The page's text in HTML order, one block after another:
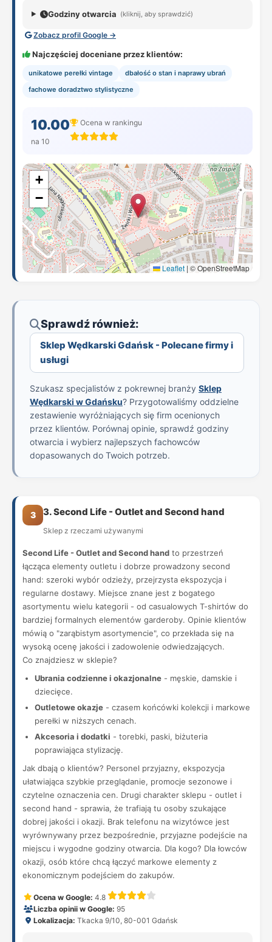
Godziny otwarcia (kliknij, aby sprawdzić)
Zobacz profil Google →
Najczęściej doceniane przez klientów:
unikatowe perełki vintage
dbałość o stan i naprawy ubrań
fachowe doradztwo stylistyczne
10.00
na 10
Ocena w rankingu
+
−
Leaflet | © OpenStreetMap
Sprawdź również:
Sklep Wędkarski Gdańsk - Polecane firmy i
usługi
Szukasz specjalistów z pokrewnej branży Sklep
Wędkarski w Gdańsku? Przygotowaliśmy oddzielne
zestawienie wyróżniających się firm ocenionych
przez klientów. Porównaj opinie, sprawdź godziny
otwarcia i wybierz najlepszych fachowców
dopasowanych do Twoich potrzeb.
3 3. Second Life - Outlet and Second hand
Sklep z rzeczami używanymi
Second Life - Outlet and Second hand to przestrzeń
łącząca elementy outletu i dobrze prowadzony second
hand: szeroki wybór odzieży, przejrzysta ekspozycja i
regularne dostawy. Miejsce znane jest z bogatego
asortymentu wielu kategorii - od casualowych T-shirtów do
bardziej formalnych elementów garderoby. Opinie klientów
mówią o "zarąbistym asortymencie", co przekłada się na
wysoką ocenę jakości i zadowolenie odwiedzających.
Co znajdziesz w sklepie?
Ubrania codzienne i okazjonalne - męskie, damskie i
dziecięce.
Outletowe okazje - czasem końcówki kolekcji i markowe
perełki w niższych cenach.
Akcesoria i dodatki - torebki, paski, biżuteria
poprawiająca stylizację.
Jak dbają o klientów? Personel przyjazny, ekspozycja
ułatwiająca szybkie przeglądanie, promocje sezonowe i
czytelne oznaczenia cen. Drugi charakter sklepu - outlet i
second hand - sprawia, że trafiają tu osoby szukające
dobrej jakości i okazji. Brak telefonu na wizytówce jest
wyrównywany przez bezpośrednie, przyjazne podejście na
miejscu i wygodne godziny otwarcia. Dla kogo? Dla łowców
okazji, osób które chcą łączyć markowe elementy z
ekonomicznym podejściem do zakupów.
Ocena w Google: 4.8
Liczba opinii w Google: 95
Lokalizacja: Tkacka 9/10, 80-001 Gdańsk